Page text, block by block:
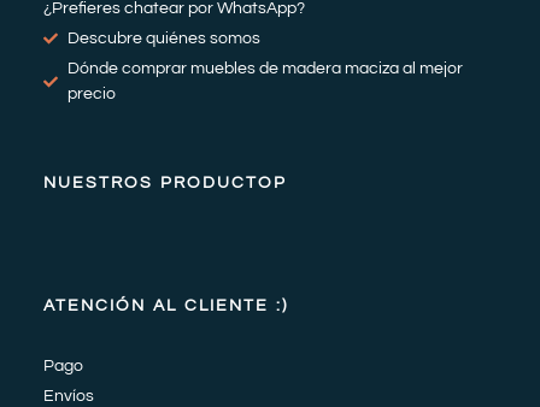
¿Prefieres chatear por WhatsApp?
Descubre quiénes somos
Dónde comprar muebles de madera maciza al mejor
precio
NUESTROS PRODUCTOP
ATENCIÓN AL CLIENTE :)
Pago
Envíos